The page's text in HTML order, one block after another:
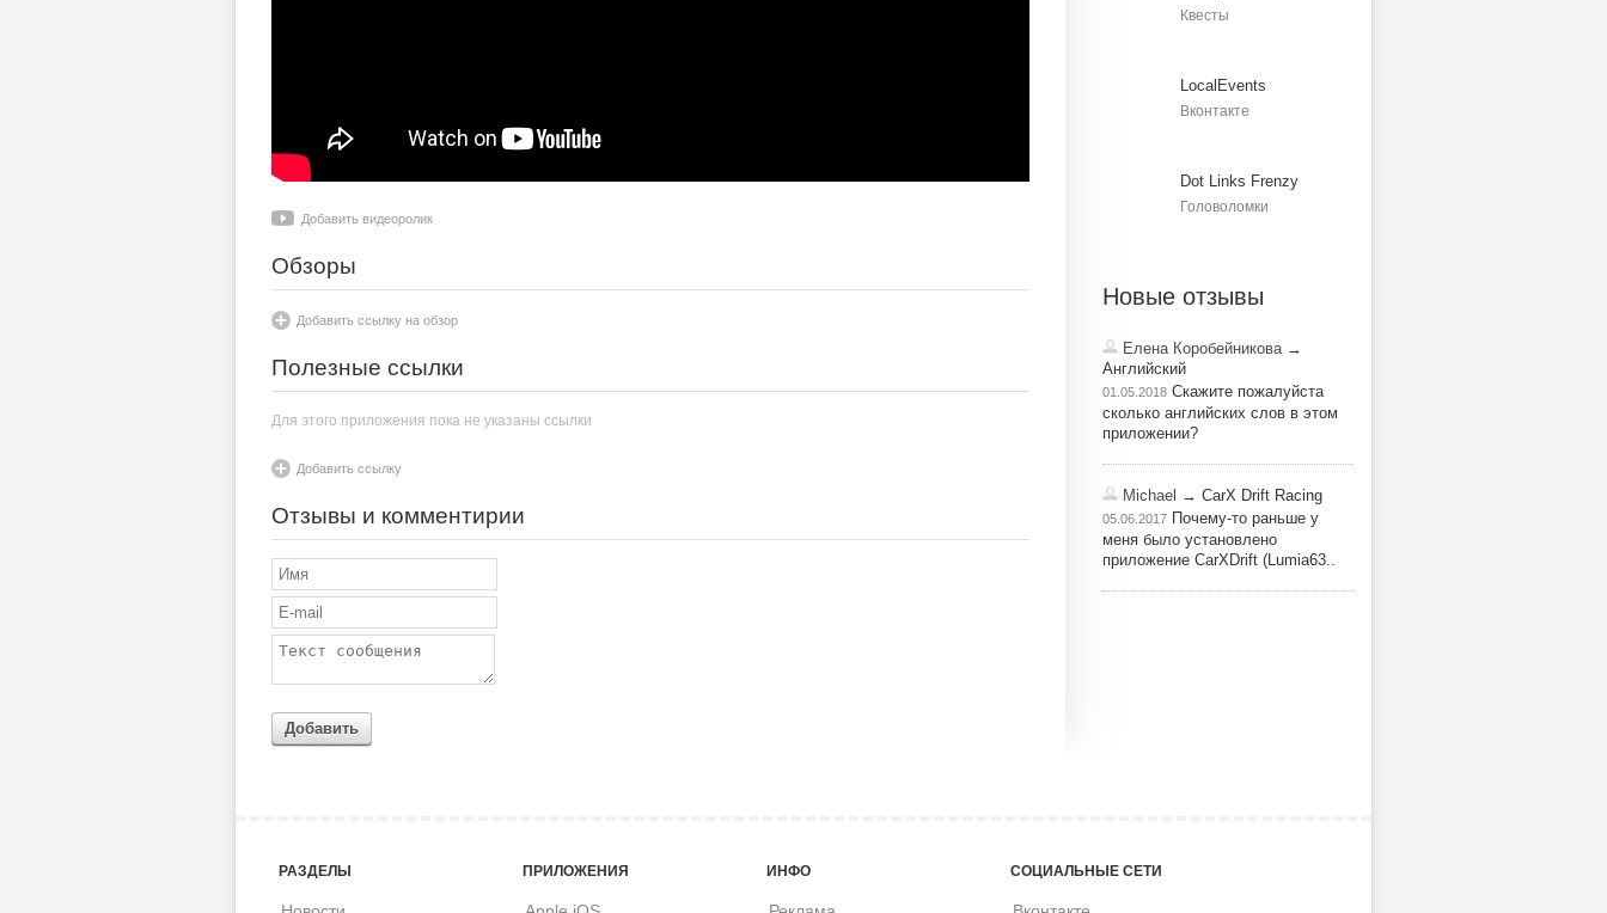
Добавить видеоролик
Обзоры
Добавить ссылку на обзор
Полезные ссылки
Для этого приложения пока не указаны ссылки
Добавить ссылку
Отзывы и комментирии
Добавить
Квесты
LocalEvents
Вконтакте
Dot Links Frenzy
Головоломки
Новые отзывы
Елена Коробейникова→
Английский
01.05.2018 Скажите пожалуйста
сколько английских слов в этом
приложении?
Michael → CarX Drift Racing
05.06.2017 Почему-то раньше у
меня было установлено
приложение CarXDrift (Lumia63..
РАЗДЕЛЫ ПРИЛОЖЕНИЯ ИНФО СОЦИАЛЬНЫЕ СЕТИ